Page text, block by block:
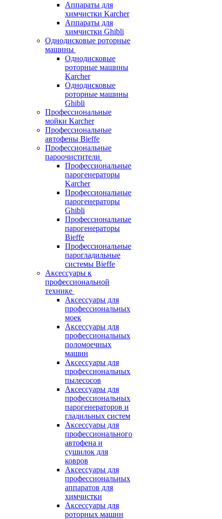
Аппараты для
химчистки Karcher
Аппараты для
химчистки Ghibli
Однодисковые роторные
машины
Однодисковые
роторные машины
Karcher
Однодисковые
роторные машины
Ghibli
Профессиональные
мойки Karcher
Профессиональные
автофены Bieffe
Профессиональные
пароочистители
Профессиональные
парогенераторы
Karcher
Профессиональные
парогенераторы
Ghibli
Профессиональные
парогенераторы
Bieffe
Профессиональные
парогладильные
системы Bieffe
Аксессуары к
профессиональной
технике
Аксессуары для
профессиональных
моек
Аксессуары для
профессиональных
поломоечных
машин
Аксессуары для
профессиональных
пылесосов
Аксессуары для
профессиональных
парогенераторов и
гладильных систем
Аксессуары для
профессионального
автофена и
сушилок для
ковров
Аксессуары для
профессиональных
аппаратов для
химчистки
Аксессуары для
роторных машин